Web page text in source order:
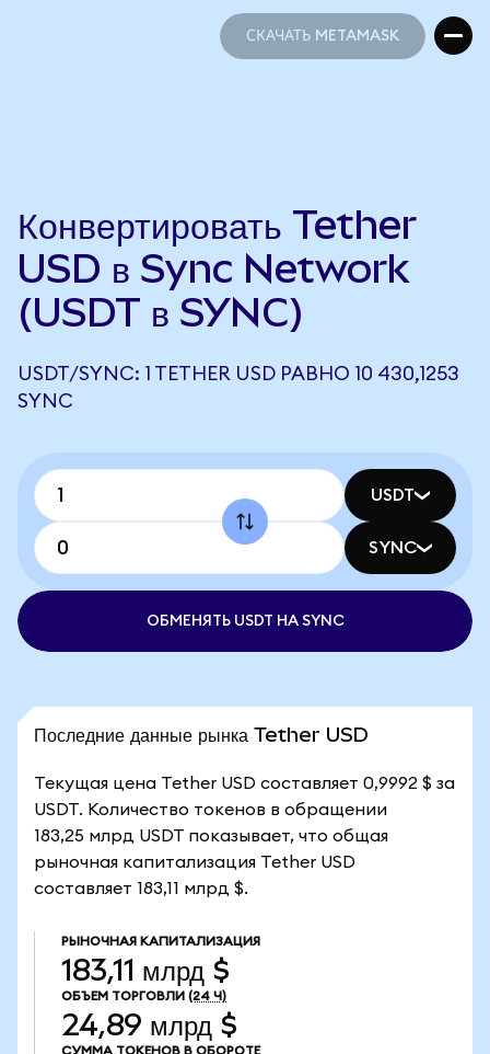
СКАЧАТЬ METAMASK
Конвертировать Tether
USD в Sync Network
(USDT в SYNC)
USDT/SYNC: 1 TETHER USD РАВНО 10 430,1253
SYNC
USDT
SYNC
ОБМЕНЯТЬ USDT НА SYNC
Последние данные рынка Tether USD
Текущая цена Tether USD составляет 0,9992 $ за
USDT. Количество токенов в обращении
183,25 млрд USDT показывает, что общая
рыночная капитализация Tether USD
составляет 183,11 млрд $.
РЫНОЧНАЯ КАПИТАЛИЗАЦИЯ
183,11 млрд $
ОБЪЕМ ТОРГОВЛИ (24 Ч)
24,89 млрд $
СУММА ТОКЕНОВ В ОБОРОТЕ